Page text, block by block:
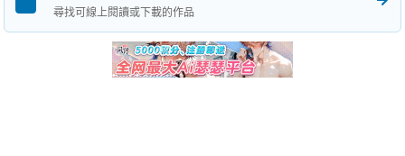
尋找可線上閱讀或下載的作品